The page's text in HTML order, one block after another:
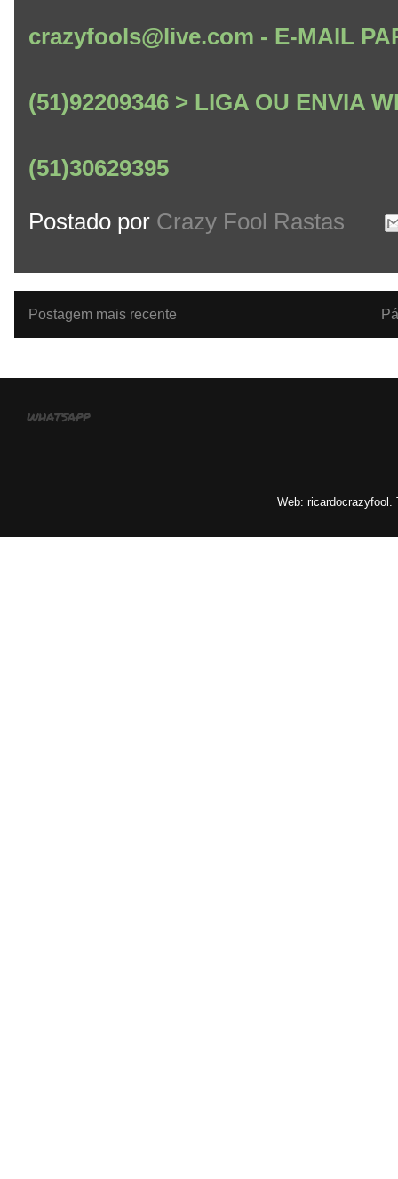
crazyfools@live.com - E-MAIL
(51)92209346 > LIGA OU ENVIA
(51)30629395
Postado por Crazy Fool Rastas
Postagem mais recente
whatsapp
Web: